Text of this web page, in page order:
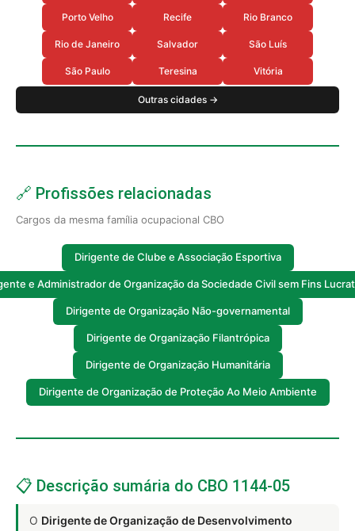
Porto Velho Recife Rio Branco
Rio de Janeiro Salvador São Luís
São Paulo Teresina Vitória
Outras cidades →
🔗 Profissões relacionadas
Cargos da mesma família ocupacional CBO
Dirigente de Clube e Associação Esportiva
e Administrador de Organização da Sociedade Civil sem Fins
Dirigente de Organização Não-governamental
Dirigente de Organização Filantrópica
Dirigente de Organização Humanitária
Dirigente de Organização de Proteção Ao Meio Ambiente
📋 Descrição sumária do CBO 1144-05
O Dirigente de Organização de Desenvolvimento